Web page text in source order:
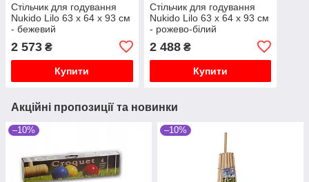
Стільчик для годування
Nukido Lilo 63 х 64 х 93 см
- бежевий
2 573 ₴
Купити
Стільчик для годування
Nukido Lilo 63 х 64 х 93 см
- рожево-білий
2 488₴
Купити
Акційні пропозиції та новинки
–10% –10%